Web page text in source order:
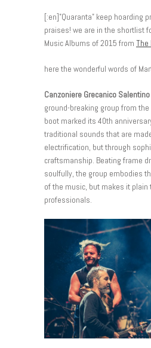
[:en]”Quaranta” keep hoarding
praises! we are in the shortlist
Music Albums of 2015 from The
here the wonderful words of
Canzoniere Grecanico Salentino
ground-breaking group from
boot marked its 40th
traditional sounds that are
electrification, but through
craftsmanship. Beating frame
soulfully, the group embodies
of the music, but makes it plain
professionals.